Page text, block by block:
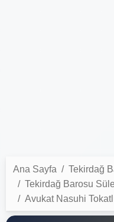
Ana Sayfa
Tekirdağ
Tekirdağ Barosu
Avukat Nasuhi